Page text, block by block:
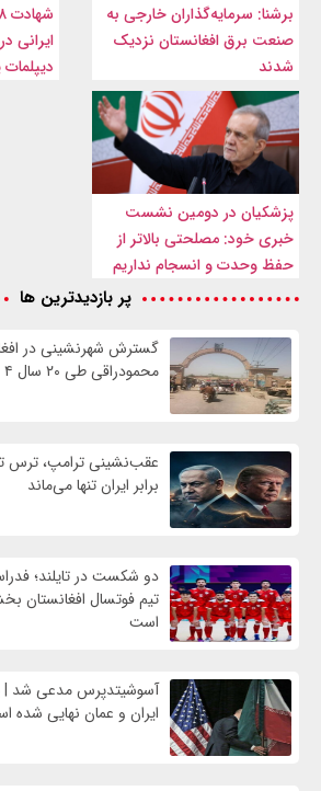
برشنا: سرمایه‌گذاران خارجی به
صنعت برق افغانستان نزدیک
شدند
ایرانی
دیپلمات
پزشکیان در دومین نشست
خبری خود: مصلحتی بالاتر از
حفظ وحدت و انسجام نداریم
پر بازدیدترین ها
گسترش شهرنشینی در
محمودراقی طی ۲۰ سال ۴ برابر شده است
عقب‌نشینی ترامپ، ترس
برابر ایران تنها می‌ماند
دو شکست در تایلند؛
تیم فوتسال افغانستان
است
آسوشیتدپرس مدعی شد |
ایران و عمان نهایی شده